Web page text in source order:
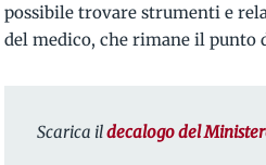
possibile trovare strumenti e
del medico, che rimane il
Scarica ildecalogo del